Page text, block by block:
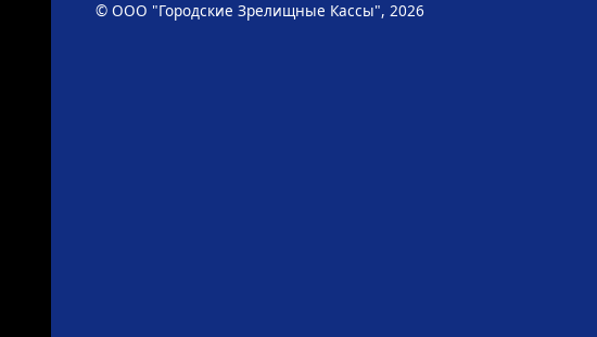
© ООО "Городские Зрелищные Кассы", 2026